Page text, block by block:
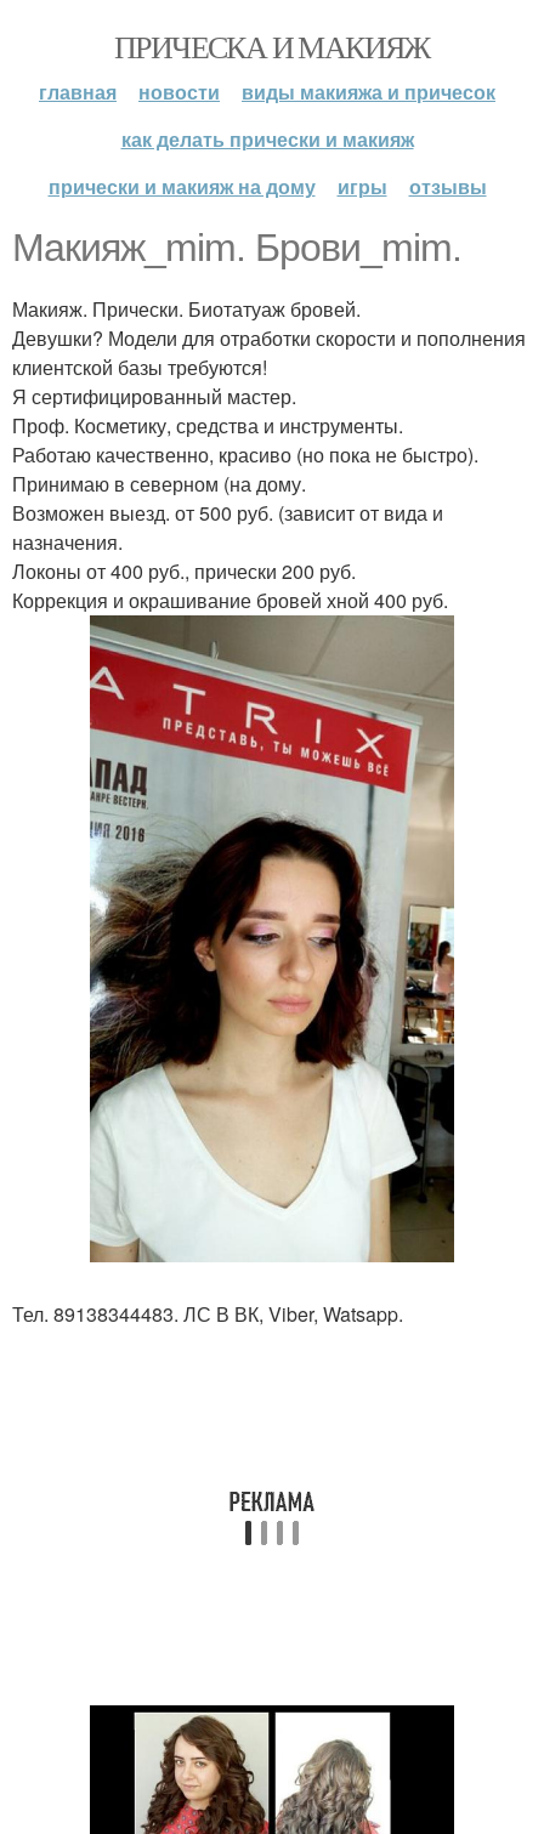
ПРИЧЕСКА И МАКИЯЖ
главная новости
виды макияжа и причесок
как делать прически и макияж
прически и макияж на дому
игры отзывы
Макияж_mim. Брови_mim.
Макияж. Прически. Биотатуаж бровей.
Девушки? Модели для отработки скорости и пополнения
клиентской базы требуются!
Я сертифицированный мастер.
Проф. Косметику, средства и инструменты.
Работаю качественно, красиво (но пока не быстро).
Принимаю в северном (на дому.
Возможен выезд. от 500 руб. (зависит от вида и
назначения.
Локоны от 400 руб., прически 200 руб.
Коррекция и окрашивание бровей хной 400 руб.
Тел. 89138344483. ЛС В ВК, Viber, Watsapp.